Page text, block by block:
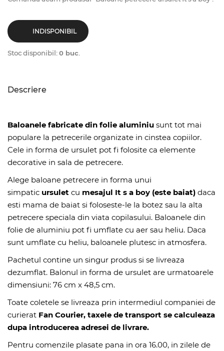
INDISPONIBIL
Stoc disponibil:0 buc.
Descriere
Baloanele fabricate din folie aluminiu sunt tot mai
populare la petrecerile organizate in cinstea copiilor.
Cele in forma de ursulet pot fi folosite ca elemente
decorative in sala de petrecere.
Alege baloane petrecere in forma unui
simpatic ursulet cu mesajul It s a boy (este baiat) daca
esti mama de baiat si foloseste-le la botez sau la alta
petrecere speciala din viata copilasului. Baloanele din
folie de aluminiu pot fi umflate cu aer sau heliu. Daca
sunt umflate cu heliu, baloanele plutesc in atmosfera.
Pachetul contine un singur produs si se livreaza
dezumflat. Balonul in forma de ursulet are urmatoarele
dimensiuni: 76 cm x 48,5 cm.
Toate coletele se livreaza prin intermediul companiei de
curierat Fan Courier, taxele de transport se calculeaza
dupa introducerea adresei de livrare.
Pentru comenzile plasate pana in ora 16.00, in zilele de